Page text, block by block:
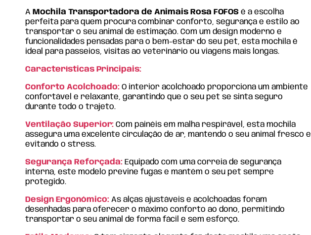
A Mochila Transportadora de Animais Rosa FOFOS é a escolha
perfeita para quem procura combinar conforto, segurança e estilo ao
transportar o seu animal de estimação. Com um design moderno e
funcionalidades pensadas para o bem-estar do seu pet, esta mochila é
ideal para passeios, visitas ao veterinário ou viagens mais longas.
Características Principais:
Conforto Acolchoado: O interior acolchoado proporciona um ambiente
confortável e relaxante, garantindo que o seu pet se sinta seguro
durante todo o trajeto.
Ventilação Superior: Com painéis em malha respirável, esta mochila
assegura uma excelente circulação de ar, mantendo o seu animal fresco e
evitando o stress.
Segurança Reforçada: Equipado com uma correia de segurança
interna, este modelo previne fugas e mantém o seu pet sempre
protegido.
Design Ergonómico: As alças ajustáveis e acolchoadas foram
desenhadas para oferecer o máximo conforto ao dono, permitindo
transportar o seu animal de forma fácil e sem esforço.